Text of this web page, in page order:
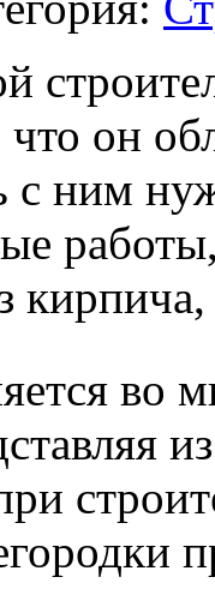
что он
с ним
во